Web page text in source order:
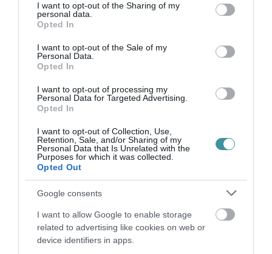
not limited to your visit or usage behaviour. You may click to
grant or deny consent to Google and its third-party tags to
use your data for below specified purposes in below Google
consent section.
I want to opt-out of the Sharing of my
personal data.
Opted In
I want to opt-out of the Sale of my
Personal Data.
Opted In
I want to opt-out of processing my
Personal Data for Targeted Advertising.
Opted In
I want to opt-out of Collection, Use,
Retention, Sale, and/or Sharing of my
Personal Data that Is Unrelated with the
Purposes for which it was collected.
Opted Out
Google consents
I want to allow Google to enable storage
related to advertising like cookies on web or
device identifiers in apps.
2026. augusztus 06
CSALÁDOKAT – HÁROM NAPON ÁT ING...
2026. augusztus 06|Programok
MAGYAR PÉTER: KIÍRJÁK AZ ELSŐ
SZÉLERŐMŰVI PÁLYÁZATOKAT, M...
2026. augusztus 06